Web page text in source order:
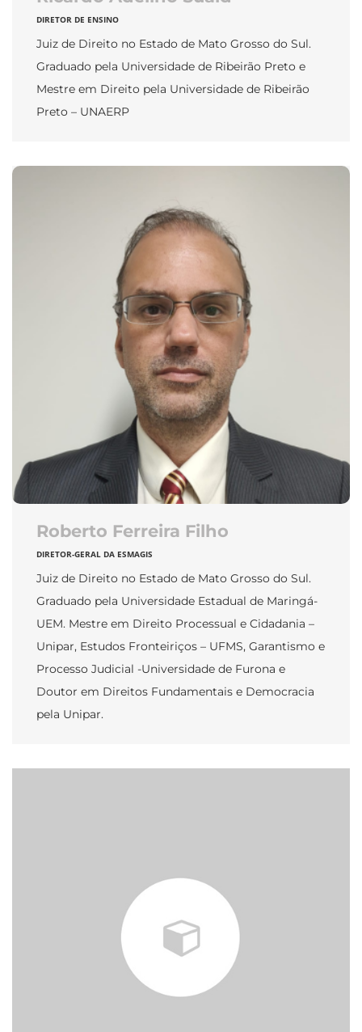
DIRETOR DE ENSINO
Juiz de Direito no Estado de Mato Grosso do Sul.
Graduado pela Universidade de Ribeirão Preto e
Mestre em Direito pela Universidade de Ribeirão
Preto – UNAERP
Roberto Ferreira Filho
DIRETOR-GERAL DA ESMAGIS
Juiz de Direito no Estado de Mato Grosso do Sul.
Graduado pela Universidade Estadual de Maringá-
UEM. Mestre em Direito Processual e Cidadania –
Unipar, Estudos Fronteiriços – UFMS, Garantismo e
Processo Judicial -Universidade de Furona e
Doutor em Direitos Fundamentais e Democracia
pela Unipar.